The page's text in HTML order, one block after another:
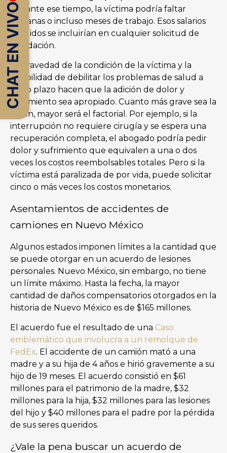
Durante ese tiempo, la víctima podría faltar
semanas o incluso meses de trabajo. Esos salarios
perdidos se incluirían en cualquier solicitud de
liquidación.
La gravedad de la condición de la víctima y la
posibilidad de debilitar los problemas de salud a
largo plazo hacen que la adición de dolor y
sufrimiento sea apropiado. Cuanto más grave sea la
lesión, mayor será el factorial. Por ejemplo, si la
interrupción no requiere cirugía y se espera una
recuperación completa, el abogado podría pedir
dolor y sufrimiento que equivalen a una o dos
veces los costos reembolsables totales. Pero si la
víctima está paralizada de por vida, puede solicitar
cinco o más veces los costos monetarios.
Asentamientos de accidentes de
camiones en Nuevo México
Algunos estados imponen límites a la cantidad que
se puede otorgar en un acuerdo de lesiones
personales. Nuevo México, sin embargo, no tiene
un límite máximo. Hasta la fecha, la mayor
cantidad de daños compensatorios otorgados en la
historia de Nuevo México es de $165 millones.
El acuerdo fue el resultado de una Caso
emblemático que involucra a un remolque de
FedEx. El accidente de un camión mató a una
madre y a su hija de 4 años e hirió gravemente a su
hijo de 19 meses. El acuerdo consistió en $61
millones para el patrimonio de la madre, $32
millones para la hija, $32 millones para las lesiones
del hijo y $40 millones para el padre por la pérdida
de sus seres queridos.
¿Vale la pena buscar un acuerdo de
CHAT EN VIVO